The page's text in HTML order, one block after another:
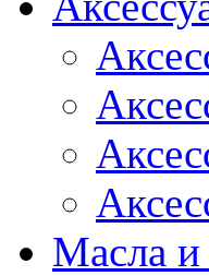
Масла